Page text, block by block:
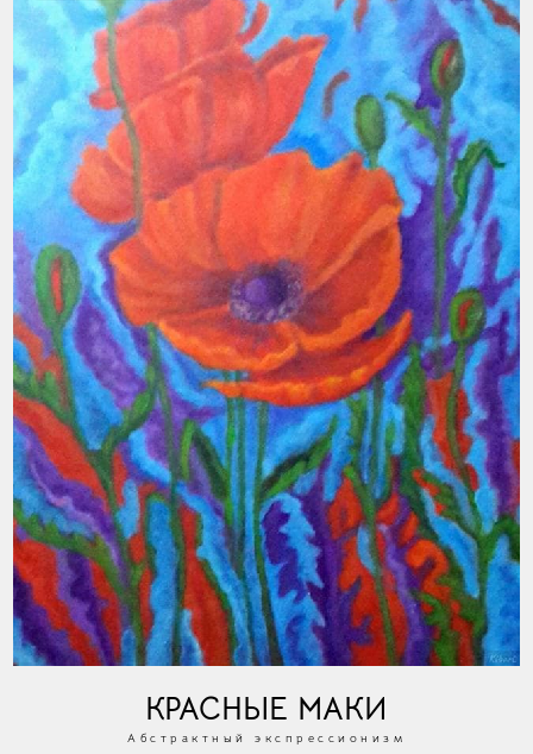
КРАСНЫЕ МАКИ
Абстрактный экспрессионизм